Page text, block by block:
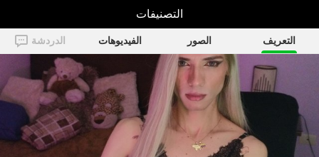
mirandahabach
التعريف الصور الفيديوهات الدردشة
التصنيفات